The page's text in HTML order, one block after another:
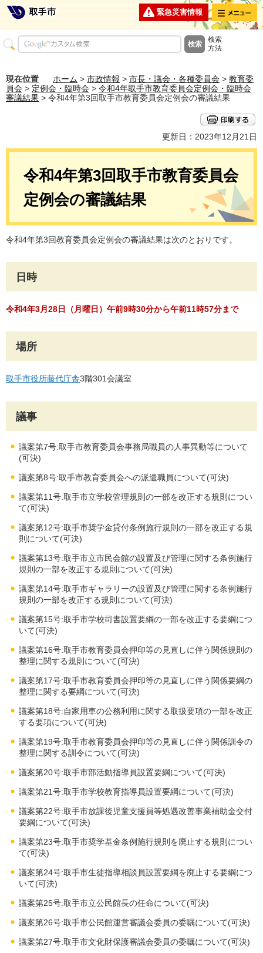
緊急災害情報 メニュー
検索
方法
現在位置 ホーム > 市政情報 > 市長・議会・各種委員会 > 教育委
員会 > 定例会・臨時会 > 令和4年取手市教育委員会定例会・臨時会
審議結果 > 令和4年第3回取手市教育委員会定例会の審議結果
更新日：2023年12月21日
令和4年第3回取手市教育委員会
定例会の審議結果
令和4年第3回教育委員会定例会の審議結果は次のとおりです。
日時
令和4年3月28日（月曜日）午前9時30分から午前11時57分まで
場所
取手市役所藤代庁舎3階301会議室
議事
議案第7号:取手市教育委員会事務局職員の人事異動等について
(可決)
議案第8号:取手市教育委員会への派遣職員について(可決)
議案第11号:取手市立学校管理規則の一部を改正する規則につい
て(可決)
議案第12号:取手市奨学金貸付条例施行規則の一部を改正する規
則について(可決)
議案第13号:取手市立市民会館の設置及び管理に関する条例施行
規則の一部を改正する規則について(可決)
議案第14号:取手市ギャラリーの設置及び管理に関する条例施行
規則の一部を改正する規則について(可決)
議案第15号:取手市学校司書設置要綱の一部を改正する要綱につ
いて(可決)
議案第16号:取手市教育委員会押印等の見直しに伴う関係規則の
整理に関する規則について(可決)
議案第17号:取手市教育委員会押印等の見直しに伴う関係要綱の
整理に関する要綱について(可決)
議案第18号:自家用車の公務利用に関する取扱要項の一部を改正
する要項について(可決)
議案第19号:取手市教育委員会押印等の見直しに伴う関係訓令の
整理に関する訓令について(可決)
議案第20号:取手市部活動指導員設置要綱について(可決)
議案第21号:取手市学校教育指導員設置要綱について(可決)
議案第22号:取手市放課後児童支援員等処遇改善事業補助金交付
要綱について(可決)
議案第23号:取手市奨学基金条例施行規則を廃止する規則につい
て(可決)
議案第24号:取手市生徒指導相談員設置要綱を廃止する要綱につ
いて(可決)
議案第25号:取手市立公民館長の任命について(可決)
議案第26号:取手市公民館運営審議会委員の委嘱について(可決)
議案第27号:取手市文化財保護審議会委員の委嘱について(可決)